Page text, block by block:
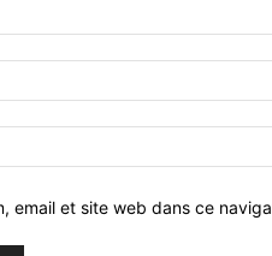
email et site web dans ce